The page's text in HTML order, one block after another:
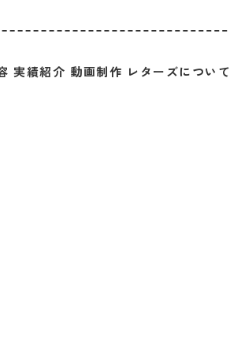
実績紹介 動画制作 レターズについて